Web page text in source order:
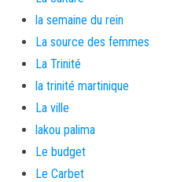
la semaine du rein
La source des femmes
La Trinité
la trinité martinique
La ville
lakou palima
Le budget
Le Carbet